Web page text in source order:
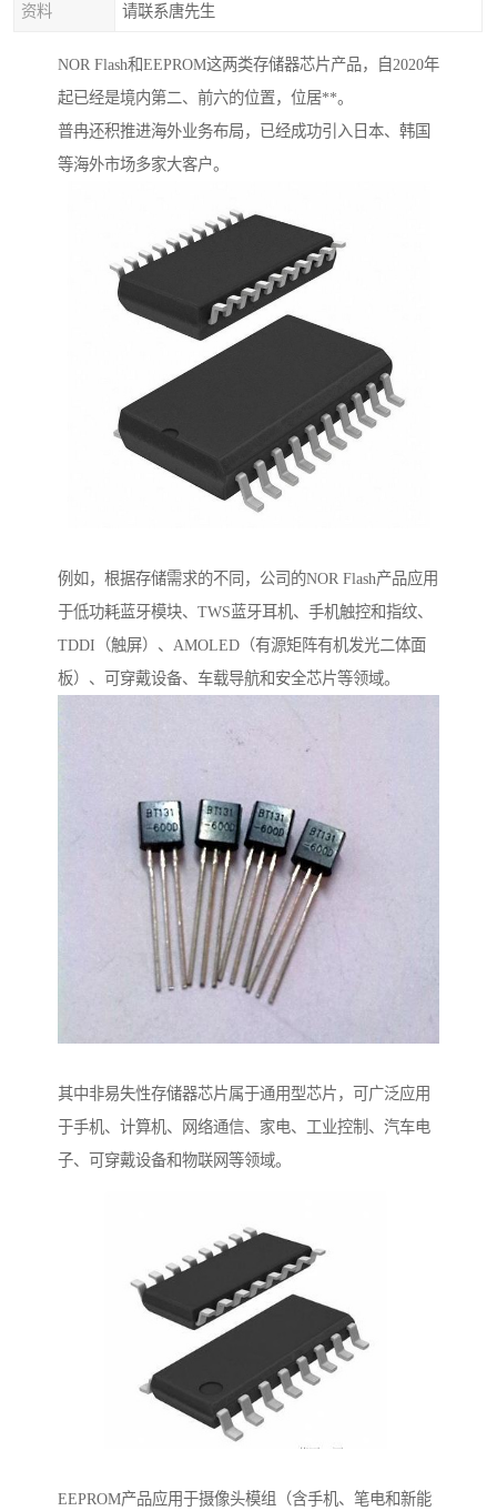
资料 请联系唐先生
NOR Flash和EEPROM这两类存储器芯片产品，自2020年
起已经是境内第二、前六的位置，位居**。
普冉还积推进海外业务布局，已经成功引入日本、韩国
等海外市场多家大客户。
例如，根据存储需求的不同，公司的NOR Flash产品应用
于低功耗蓝牙模块、TWS蓝牙耳机、手机触控和指纹、
TDDI（触屏）、AMOLED（有源矩阵有机发光二体面
板）、可穿戴设备、车载导航和安全芯片等领域。
其中非易失性存储器芯片属于通用型芯片，可广泛应用
于手机、计算机、网络通信、家电、工业控制、汽车电
子、可穿戴设备和物联网等领域。
EEPROM产品应用于摄像头模组（含手机、笔电和新能